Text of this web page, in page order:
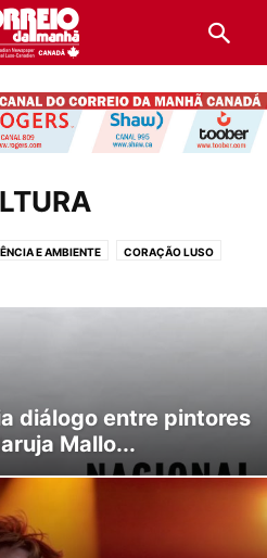
E AMBIENTE CORAÇÃO LUSO
INTERNACIONAL LIFESTYLE
diálogo entre pintores
Mallo...